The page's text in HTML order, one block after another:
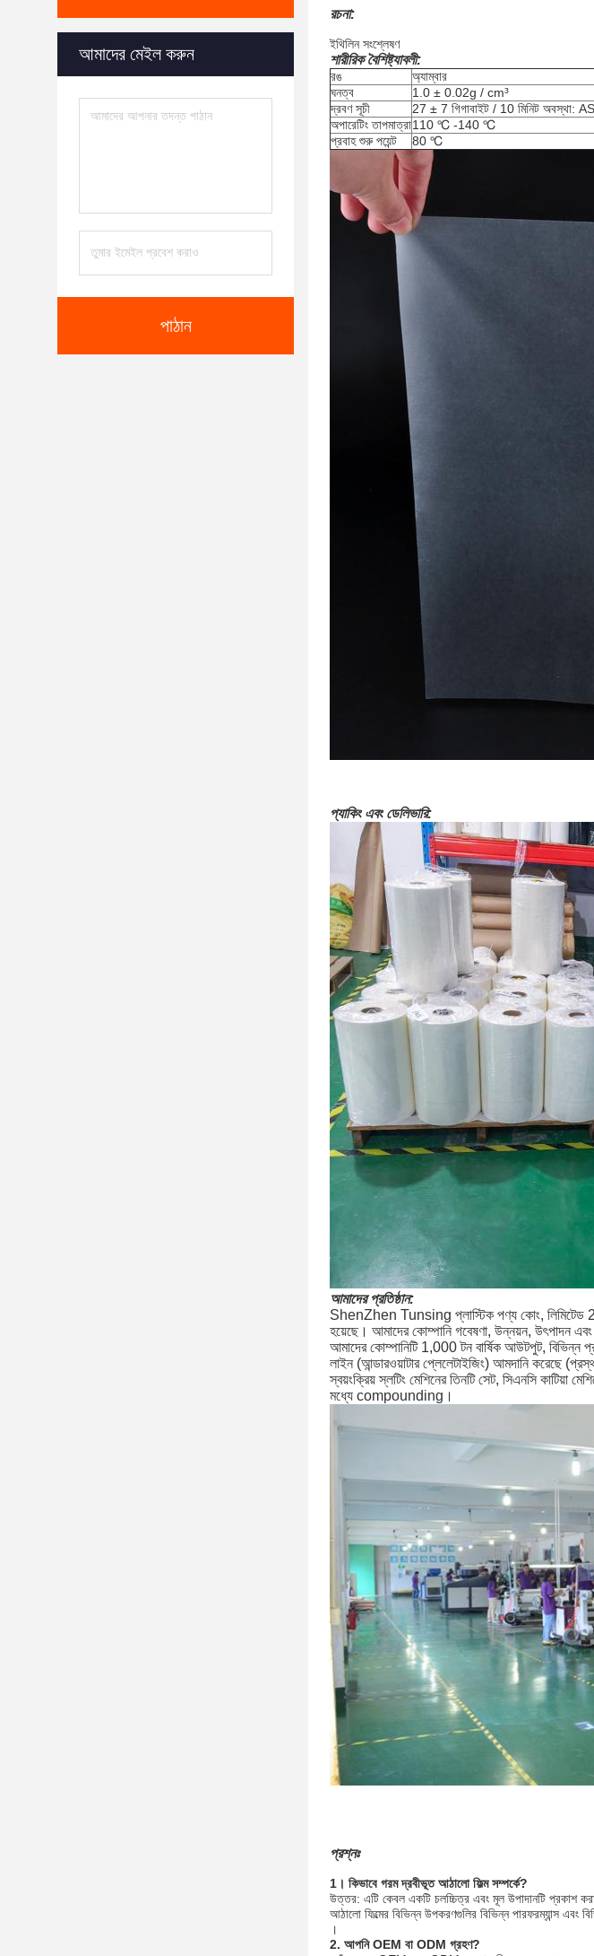
আমাদের মেইল ​​করুন
পাঠান
রচনা:
ইথিলিন সংশ্লেষণ
শারীরিক বৈশিষ্ট্যাবলী:
রঙ অ্যাম্বার
ঘনত্ব
1.0 ± 0.02g / cm³
দ্রবণ সূচী
27 ± 7 গিগাবাইট / 10 মিনিট অবস্থা:
অপারেটিং তাপমাত্রা110 ℃ -140 ℃
প্রবাহ শুরু পয়েন্ট
80 ℃
প্যাকিং এবং ডেলিভারি:
আমাদের প্রতিষ্ঠান:
ShenZhen Tunsing প্লাস্টিক পণ্য কোং, লিমিটেড
হয়েছে। আমাদের কোম্পানি গবেষণা, উন্নয়ন, উৎপাদন এবং
আমাদের কোম্পানিটি 1,000 টন বার্ষিক আউটপুট, বিভিন্ন
লাইন (আন্ডারওয়াটার প্লেলেটাইজিং) আমদানি করেছে
স্বয়ংক্রিয় স্লটিং মেশিনের তিনটি সেট, সিএনসি কাটিয়া
মধ্যে compounding।
প্রশ্নঃ
1। কিভাবে গরম দ্রবীভূত আঠালো ফিল্ম সম্পর্কে?
উত্তর: এটি কেবল একটি চলচ্চিত্র এবং মূল উপাদানটি প্রকাশ
আঠালো ফিল্মের বিভিন্ন উপকরণগুলির বিভিন্ন পারফরম্যান্স
।
2. আপনি OEM বা ODM গ্রহণ?